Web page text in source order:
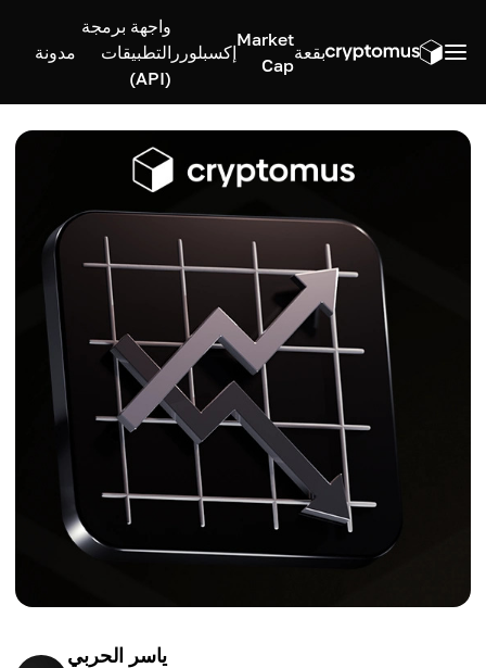
بقعة
Market
Cap
إكسبلورر
واجهة برمجة
التطبيقات
(API)
مدونة
ياسر الحربي